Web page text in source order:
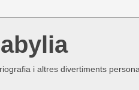
i altres divertiments